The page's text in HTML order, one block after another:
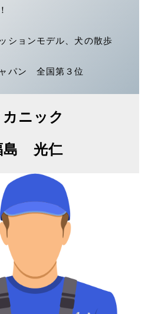
ションモデル、犬の散歩
パン 全国第３位
カニック
島 光仁